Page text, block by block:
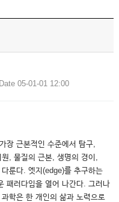
Date 05-01-01 12:00
장 근본적인 수준에서 탐구,
, 물질의 근본, 생명의 경이,
룬다. 엣지(edge)를 추구하는
패러다임을 열어 나간다. 그러나
학은 한 개인의 삶과 노력으로